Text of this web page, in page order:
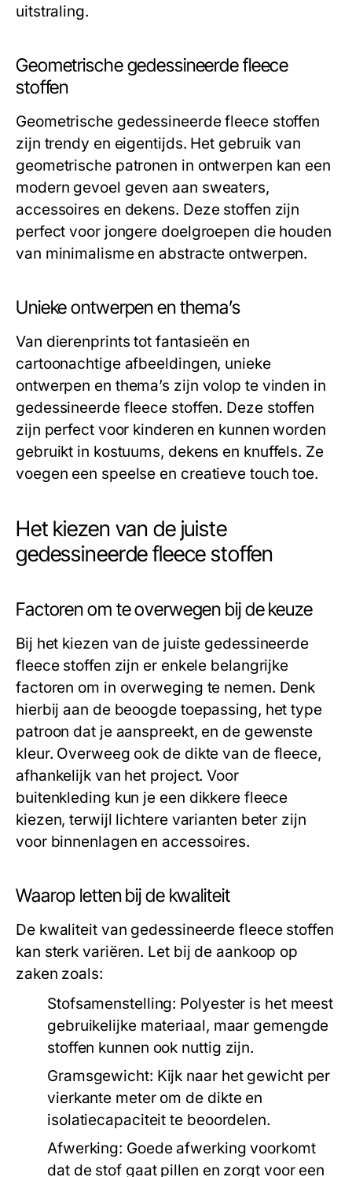
uitstraling.
Geometrische gedessineerde fleece
stoffen
Geometrische gedessineerde fleece stoffen
zijn trendy en eigentijds. Het gebruik van
geometrische patronen in ontwerpen kan een
modern gevoel geven aan sweaters,
accessoires en dekens. Deze stoffen zijn
perfect voor jongere doelgroepen die houden
van minimalisme en abstracte ontwerpen.
Unieke ontwerpen en thema’s
Van dierenprints tot fantasieën en
cartoonachtige afbeeldingen, unieke
ontwerpen en thema’s zijn volop te vinden in
gedessineerde fleece stoffen. Deze stoffen
zijn perfect voor kinderen en kunnen worden
gebruikt in kostuums, dekens en knuffels. Ze
voegen een speelse en creatieve touch toe.
Het kiezen van de juiste
gedessineerde fleece stoffen
Factoren om te overwegen bij de keuze
Bij het kiezen van de juiste gedessineerde
fleece stoffen zijn er enkele belangrijke
factoren om in overweging te nemen. Denk
hierbij aan de beoogde toepassing, het type
patroon dat je aanspreekt, en de gewenste
kleur. Overweeg ook de dikte van de fleece,
afhankelijk van het project. Voor
buitenkleding kun je een dikkere fleece
kiezen, terwijl lichtere varianten beter zijn
voor binnenlagen en accessoires.
Waarop letten bij de kwaliteit
De kwaliteit van gedessineerde fleece stoffen
kan sterk variëren. Let bij de aankoop op
zaken zoals:
Stofsamenstelling: Polyester is het meest
gebruikelijke materiaal, maar gemengde
stoffen kunnen ook nuttig zijn.
Gramsgewicht: Kijk naar het gewicht per
vierkante meter om de dikte en
isolatiecapaciteit te beoordelen.
Afwerking: Goede afwerking voorkomt
dat de stof gaat pillen en zorgt voor een